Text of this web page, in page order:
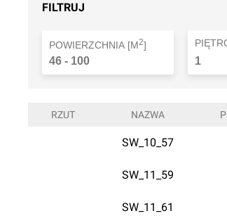
FILTRUJ
POWIERZCHNIA [M2]
46 - 100 1
RZUT NAZWA
SW_10_57
SW_11_59
SW_11_61